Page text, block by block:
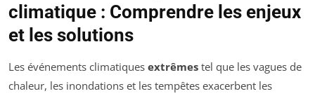
climatique : Comprendre les enjeux
et les solutions
Les événements climatiques extrêmes tel que les vagues de
chaleur, les inondations et les tempêtes exacerbent les